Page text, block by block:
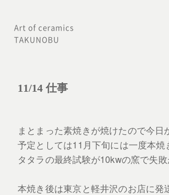
容Art of ceramics
TAKUNOBU
11/14 仕事
まとまった素焼きが焼けたので今日
予定としては11月下旬には一度本焼
タタラの最終試験が10kwの窯で失
本焼き後は東京と軽井沢のお店に発